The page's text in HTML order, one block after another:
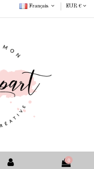
Français EUR €
0